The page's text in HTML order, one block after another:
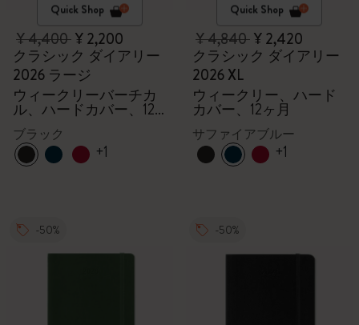
Quick Shop
¥ 4,400¥ 2,200
クラシック ダイアリー
2026 ラージ
ウィークリーバーチカ
ル、ハードカバー、12
ヶ月
ブラック
+1
Quick Shop
¥ 4,840¥ 2,420
クラシック ダイアリー
2026 XL
ウィークリー、ハード
カバー、12ヶ月
サファイアブルー
+1
-50% -50%